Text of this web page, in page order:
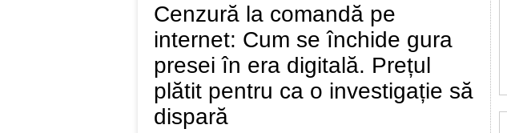
Cenzură la comandă pe
internet: Cum se închide gura
presei în era digitală. Prețul
plătit pentru ca o investigație să
dispară